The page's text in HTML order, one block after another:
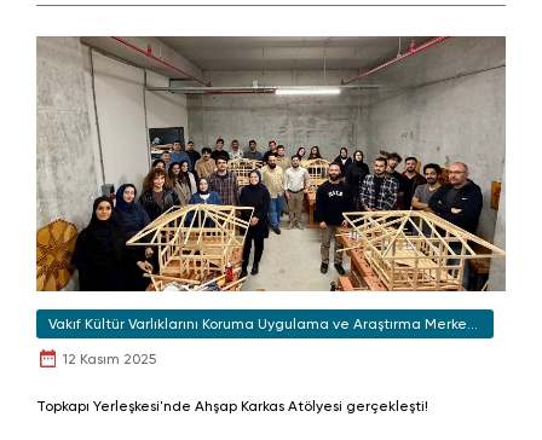
Vakıf Kültür Varlıklarını Koruma Uygulama ve Araştırma Merkezi
(KURAM)
12 Kasım 2025
Topkapı Yerleşkesi'nde Ahşap Karkas Atölyesi gerçekleşti!